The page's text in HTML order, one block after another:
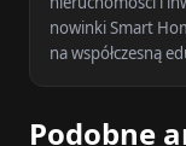
nowinki Smart
na współczesną
Podobne